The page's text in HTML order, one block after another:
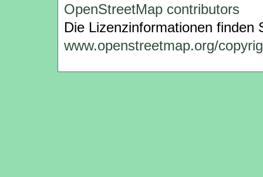
OpenStreetMap contributors
Die Lizenzinformationen finden
www.openstreetmap.org/